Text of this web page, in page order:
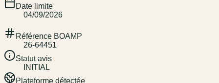
Date limite
04/09/2026
Référence BOAMP
26-64451
Statut avis
INITIAL
Plateforme détectée